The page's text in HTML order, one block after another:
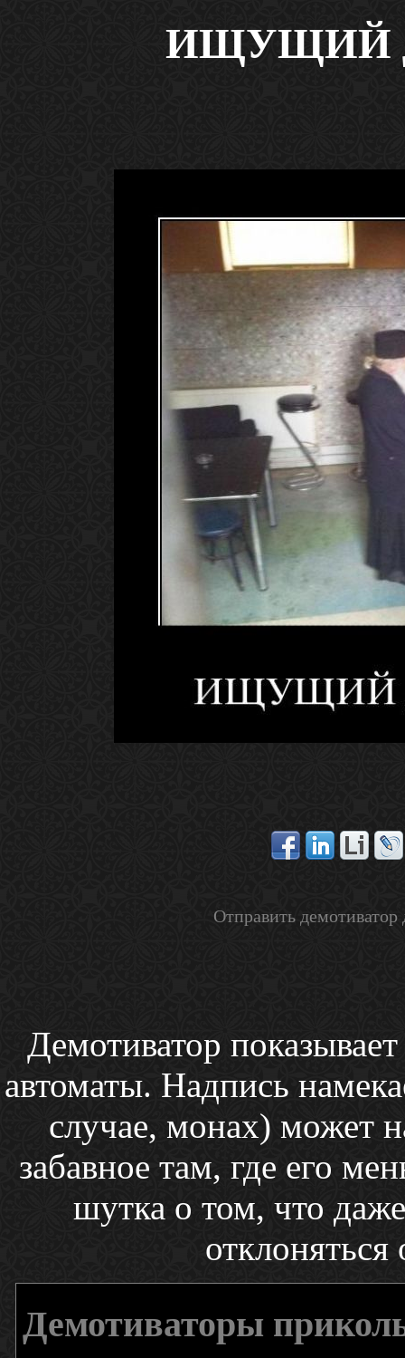
ИЩУЩИЙ
Отправить
Демотиватор
автоматы. Надпись
случае, монах) может
забавное там, где его
шутка о том, что
отклоняться
Демотиваторы